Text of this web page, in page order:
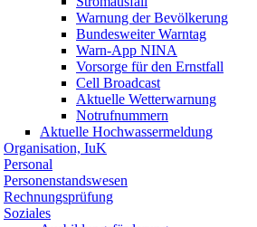
Warnung der Bevölkerung
Bundesweiter Warntag
Warn-App NINA
Vorsorge für den Ernstfall
Cell Broadcast
Aktuelle Wetterwarnung
Notrufnummern
Aktuelle Hochwassermeldung
Organisation, IuK
Personal
Personenstandswesen
Rechnungsprüfung
Soziales